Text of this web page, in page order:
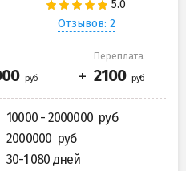
Отзывов: 2
Переплата
10000 - 2000000
2000000
30-1 080 дней